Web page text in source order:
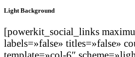
Light Background
[powerkit_social_links
labels=»false» titles=»false»